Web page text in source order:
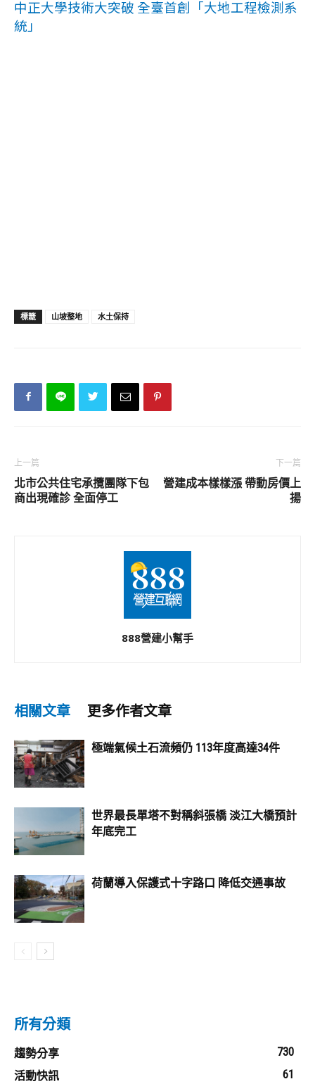
中正大學技術大突破 全臺首創「大地工程檢測系
統」
標籤 山坡整地 水土保持
上一篇
北市公共住宅承攬團隊下包
商出現確診 全面停工
下一篇
營建成本樣樣漲 帶動房價上
揚
888營建小幫手
相關文章 更多作者文章
極端氣候土石流頻仍 113年度高達34件
世界最長單塔不對稱斜張橋 淡江大橋預計
年底完工
荷蘭導入保護式十字路口 降低交通事故
所有分類
趨勢分享
730
活動快訊
61